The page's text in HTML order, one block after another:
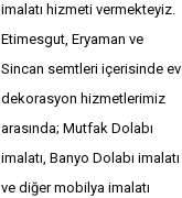
imalatı hizmeti vermekteyiz.
Etimesgut, Eryaman ve
Sincan semtleri içerisinde ev
dekorasyon hizmetlerimiz
arasında; Mutfak Dolabı
imalatı, Banyo Dolabı imalatı
ve diğer mobilya imalatı